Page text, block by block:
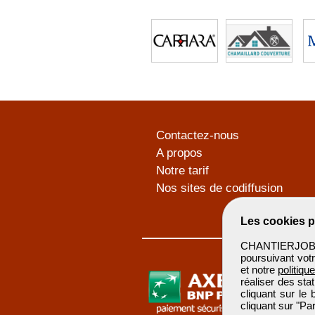
Les cookies
poursuivant
et notre
réaliser des
cliquant sur le
cliquant sur
Contactez-nous
A propos
Notre tarif
Nos sites de codiffusion